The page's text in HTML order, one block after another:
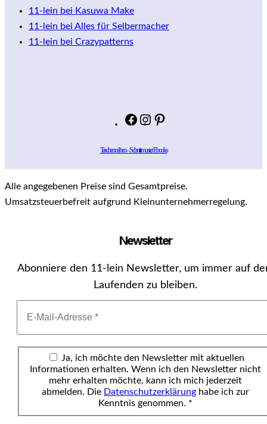
11-lein bei Kasuwa Make
11-lein bei Alles für Selbermacher
11-lein bei Crazypatterns
Facebook
Instagram
Taschen nähen – Schnittmuster Ebooks
Alle angegebenen Preise sind Gesamtpreise.
Umsatzsteuerbefreit aufgrund Kleinunternehmerregelung.
Newsletter
Abonniere den 11-lein Newsletter, um immer auf
Laufenden zu bleiben.
Ja, ich möchte den Newsletter mit aktuellen
Informationen erhalten. Wenn ich den Newsletter nicht
mehr erhalten möchte, kann ich mich jederzeit
abmelden. Die Datenschutzerklärung habe ich zur
Kenntnis genommen. *